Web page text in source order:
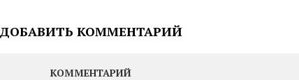
ДОБАВИТЬ КОММЕНТАРИЙ
КОММЕНТАРИЙ